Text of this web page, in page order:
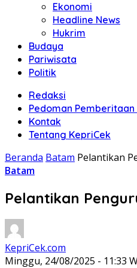
Ekonomi
Headline News
Hukrim
Budaya
Pariwisata
Politik
Redaksi
Pedoman
Kontak
Tentang KepriCek
Beranda Batam Pelantikan
Batam
Pelantikan
KepriCek.com
Minggu, 24/08/2025 - 11:33